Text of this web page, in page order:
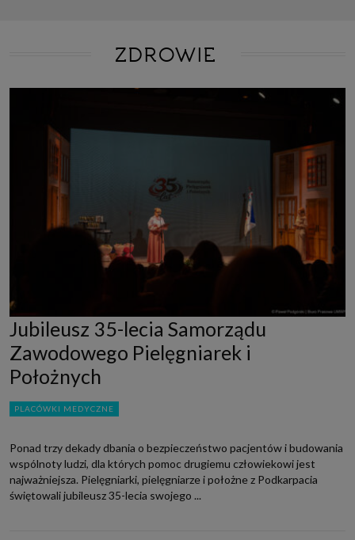
ZDROWIE
Jubileusz 35-lecia Samorządu
Zawodowego Pielęgniarek i
Położnych
PLACÓWKI MEDYCZNE
Ponad trzy dekady dbania o bezpieczeństwo pacjentów i budowania
wspólnoty ludzi, dla których pomoc drugiemu człowiekowi jest
najważniejsza. Pielęgniarki, pielęgniarze i położne z Podkarpacia
świętowali jubileusz 35-lecia swojego ...